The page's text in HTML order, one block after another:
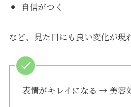
自信がつく
など、見た目にも良い変化が現
表情がキレイになる → 美容